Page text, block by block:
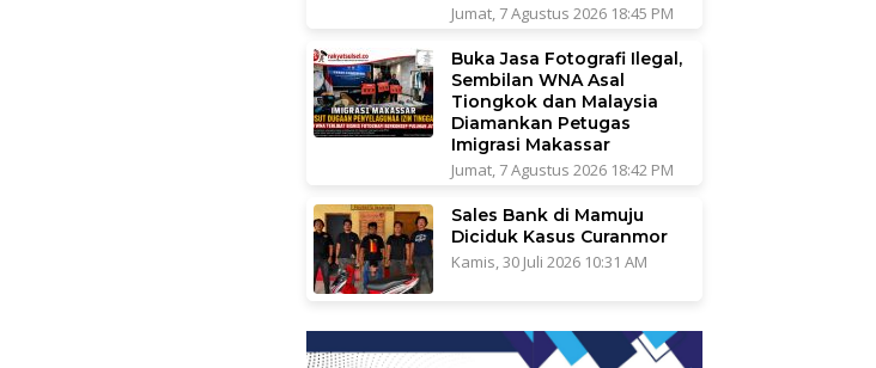
Jumat, 7 Agustus 2026 18:45 PM
Buka Jasa Fotografi Ilegal,
Sembilan WNA Asal
Tiongkok dan Malaysia
Diamankan Petugas
Imigrasi Makassar
Jumat, 7 Agustus 2026 18:42 PM
Sales Bank di Mamuju
Diciduk Kasus Curanmor
Kamis, 30 Juli 2026 10:31 AM